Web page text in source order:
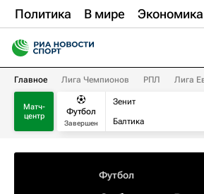
Политика В мире Экономика
Главное Лига Чемпионов РПЛ Лига
Матч-
центр
Футбол
Завершен
Зенит
Балтика
Футбол